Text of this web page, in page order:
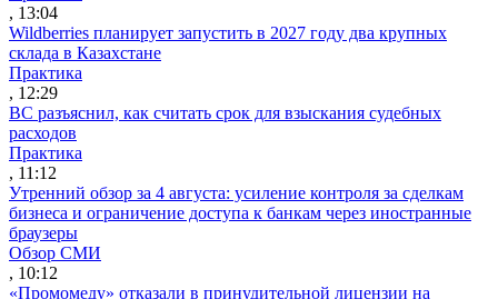
, 13:04
Wildberries планирует запустить в 2027 году два крупных
склада в Казахстане
Практика
, 12:29
ВС разъяснил, как считать срок для взыскания судебных
расходов
Практика
, 11:12
Утренний обзор за 4 августа: усиление контроля за сделкам
бизнеса и ограничение доступа к банкам через иностранные
браузеры
Обзор СМИ
, 10:12
«Промомеду» отказали в принудительной лицензии на